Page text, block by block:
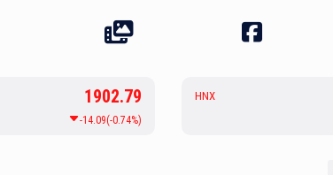
1902.79
-14.09(-0.74%)
HNX